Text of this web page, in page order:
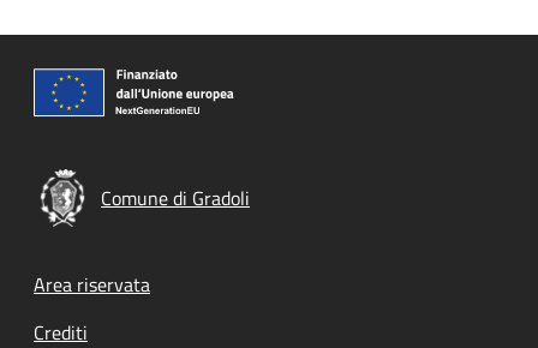
Comune di Gradoli
Footer menu
Area riservata
Crediti